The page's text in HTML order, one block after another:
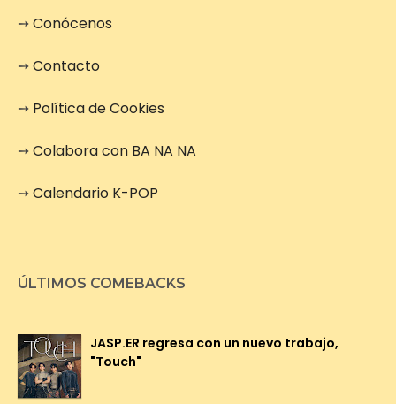
➙Conócenos
➙Contacto
➙ Política de Cookies
➙Colabora con BA NA NA
➙Calendario K-POP
ÚLTIMOS COMEBACKS
JASP.ER regresa con un nuevo trabajo,
"Touch"